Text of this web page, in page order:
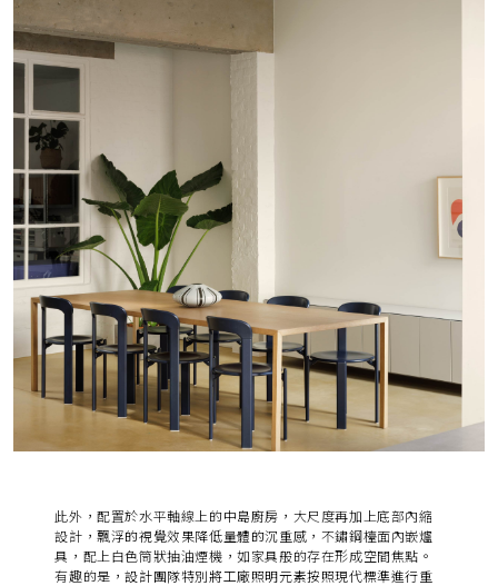
此外，配置於水平軸線上的中島廚房 ，大尺度再加上底部內縮
設計，飄浮的視覺效果降低量體的沉重感 ，不鏽鋼檯面內嵌爐
具，配上白色筒狀抽油煙機，如家具般的存在形成空間焦點。
有趣的是，設計團隊特別將工廠照明元素按照現代標準進行重